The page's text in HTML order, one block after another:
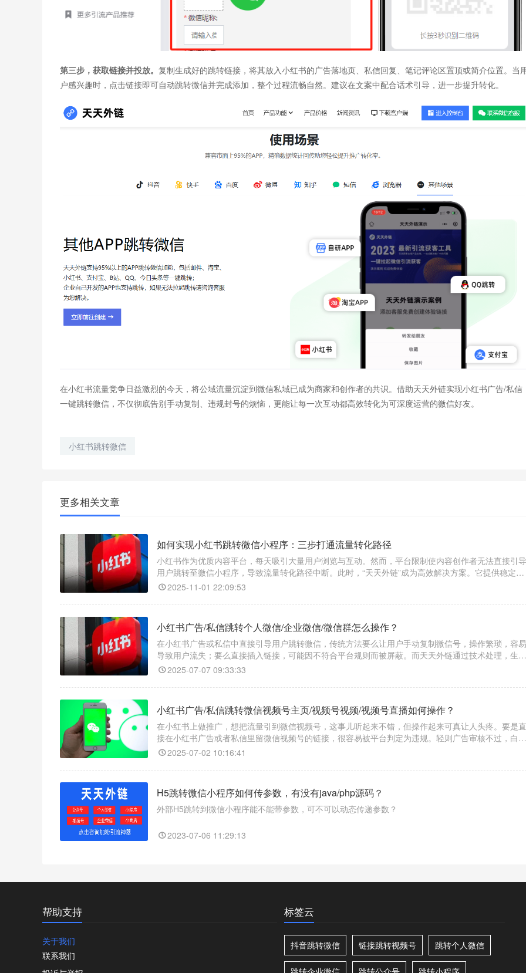
第三步，获取链接并投放。 复制生成好的跳转链接，将其放入小红书的广告落地页、私信回复、笔记评论区置顶或简介位置。当
户感兴趣时，点击链接即可自动跳转微信并完成添加，整个过程流畅自然。建议在文案中配合话术引导，进一步提升转化。
在小红书流量竞争日益激烈的今天，将公域流量沉淀到微信私域已成为商家和创作者的共识。借助天天外链实现小红书广告/私信
一键跳转微信，不仅彻底告别手动复制、违规封号的烦恼，更能让每一次互动都高效转化为可深度运营的微信好友。
小红书跳转微信
更多相关文章
如何实现小红书跳转微信小程序：三步打通流量转化路径
小红书作为优质内容平台，每天吸引大量用户浏览与互动。然而，平台限制使内容创作者无法直接引导
用户跳转至微信小程序，导致流量转化路径中断。此时，“天天外链”成为高效解决方案。它提供稳定合
规的外链生成服务，具备智能防封机制，保障链接长期有效；同时支持多维度数据统计，帮助用户精准
2025-11-01 22:09:53
小红书广告/私信跳转个人微信/企业微信/微信群怎么操作？
在小红书广告或私信中直接引导用户跳转微信，传统方法要么让用户手动复制微信号，操作繁琐，容易
导致用户流失；要么直接插入链接，可能因不符合平台规则而被屏蔽。而天天外链通过技术处理，生成
合规的中间跳转链接，不仅符合平台规则，还能确保用户点击后一键直达微信，大大提升用户体验。
2025-07-07 09:33:33
小红书广告/私信跳转微信视频号主页/视频号视频/视频号直播如何操作？
在小红书上做推广，想把流量引到微信视频号，这事儿听起来不错，但操作起来可真让人头疼。要是直
接在小红书广告或者私信里留微信视频号的链接，很容易被平台判定为违规。轻则广告审核不过，白花
钱还浪费时间；重则账号被限流甚至封号，那可就亏大了。
2025-07-02 10:16:41
H5跳转微信小程序如何传参数，有没有java/php源码？
外部H5跳转到微信小程序能不能带参数，可不可以动态传递参数？
2023-07-06 11:29:13
帮助支持
关于我们
联系我们
标签云
抖音跳转微信 链接跳转视频号 跳转个人微信